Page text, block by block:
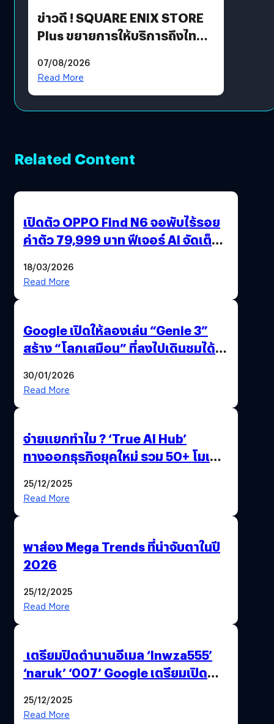
ข่าวดี ! SQUARE ENIX STORE
Plus ขยายการให้บริการถึงไทย
โดยตรง
07/08/2026
Read More
Related Content
เปิดตัว OPPO Find N6 จอพับไร้รอย
ค่าตัว 79,999 บาท ฟีเจอร์ AI จัดเต็ม
18/03/2026
Read More
Google เปิดให้ลองเล่น “Genie 3”
สร้าง “โลกเสมือน” ที่ลงไปเดินชมได้
30/01/2026
Read More
จ่ายแยกทำไม ? ‘True AI Hub’
ทางออกธุรกิจยุคใหม่ รวม 50+ โมเดล
25/12/2025
Read More
พาส่อง Mega Trends ที่น่าจับตาในปี
2026
25/12/2025
Read More
เตรียมปิดตำนานอีเมล ‘lnwza555’
‘naruk’ ‘007’ Google เตรียมเปิด
25/12/2025
Read More